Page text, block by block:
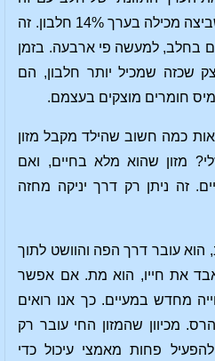
של ביצת תרנגולת, תמצאו שביצה מכילה בערך 14% חלבון. זה
בחלב, למעשה פי ארבעה. בזמן
שכזה שמכיל יותר חלבון, הם
חומרים מוצקים בעצמם.
כמה חשוב שהילד מקבל מזון
מזון שהוא מלא בחיים, ואם
זה ניתן רק דרך יניקה מחזה
הוא עובר דרך הפה והוושט לתוך
את חייו, הוא מת. אם אפשר
מחדש במעיים. כך אנו רואים
מכיוון שהמזון החי עובר רק
להפעיל פחות מאמצי עיכול כדי